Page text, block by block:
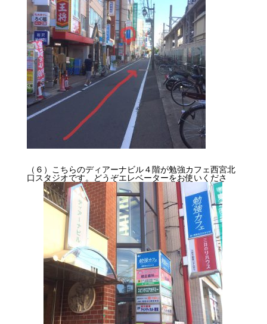
（６）こちらのディアーナビル４階が勉強カフェ西宮北
口スタジオです。どうぞエレベーターをお使いくださ